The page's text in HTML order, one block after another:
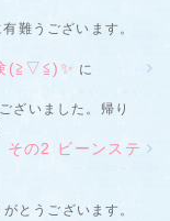
難うございます。
(≧▽≦)✨ に
ざいました。帰り
の2 ビーンステ
とうございます。